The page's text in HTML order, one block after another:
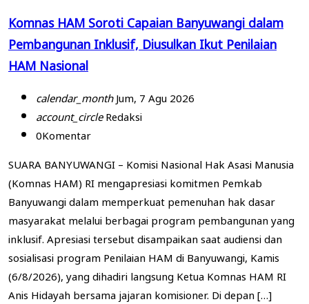
Komnas HAM Soroti Capaian Banyuwangi dalam
Pembangunan Inklusif, Diusulkan Ikut Penilaian
HAM Nasional
calendar_monthJum, 7 Agu 2026
account_circleRedaksi
0Komentar
SUARA BANYUWANGI – Komisi Nasional Hak Asasi Manusia
(Komnas HAM) RI mengapresiasi komitmen Pemkab
Banyuwangi dalam memperkuat pemenuhan hak dasar
masyarakat melalui berbagai program pembangunan yang
inklusif. Apresiasi tersebut disampaikan saat audiensi dan
sosialisasi program Penilaian HAM di Banyuwangi, Kamis
(6/8/2026), yang dihadiri langsung Ketua Komnas HAM RI
Anis Hidayah bersama jajaran komisioner. Di depan […]